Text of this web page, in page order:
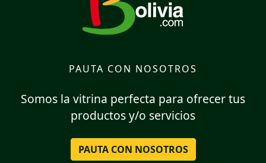
PAUTA CON NOSOTROS
Somos la vitrina perfecta para ofrecer tus
productos y/o servicios
PAUTA CON NOSOTROS